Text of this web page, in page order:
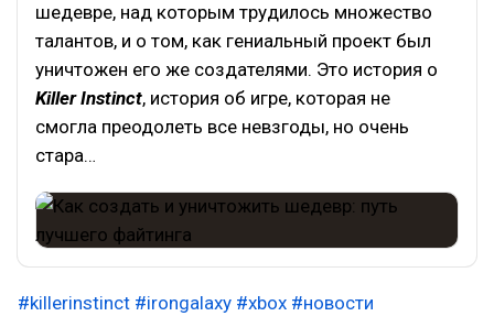
шедевре, над которым трудилось множество
талантов, и о том, как гениальный проект был
уничтожен его же создателями. Это история о
Killer Instinct, история об игре, которая не
смогла преодолеть все невзгоды, но очень
стара…
#killerinstinct #irongalaxy #xbox #новости